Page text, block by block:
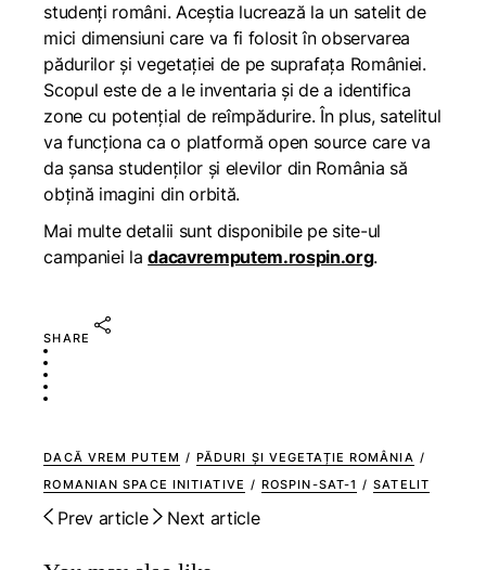
studenți români. Aceștia lucrează la un satelit de
mici dimensiuni care va fi folosit în observarea
pădurilor și vegetației de pe suprafața României.
Scopul este de a le inventaria și de a identifica
zone cu potențial de reîmpădurire. În plus, satelitul
va funcționa ca o platformă open source care va
da șansa studenților și elevilor din România să
obțină imagini din orbită.
Mai multe detalii sunt disponibile pe site-ul
campaniei ladacavremputem.rospin.org.
SHARE
DACĂ VREM PUTEM / PĂDURI ȘI VEGETAȚIE ROMÂNIA /
ROMANIAN SPACE INITIATIVE / ROSPIN-SAT-1 / SATELIT
Prev article Next article